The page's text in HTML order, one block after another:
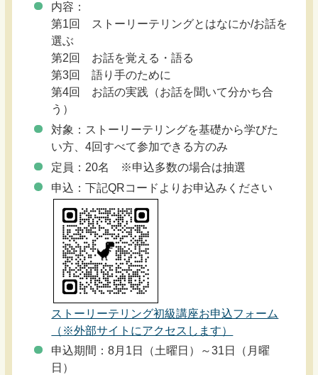
内容：
第1回 ストーリーテリングとはなにか/お話を
選ぶ
第2回 お話を覚える・語る
第3回 語り手のために
第4回 お話の実践（お話を聞いて分かち合
う）
対象：ストーリーテリングを基礎から学びた
い方、4回すべて参加できる方のみ
定員：20名 ※申込多数の場合は抽選
申込：下記QRコードよりお申込みください
ストーリーテリング初級講座お申込フォーム
（※外部サイトにアクセスします）
申込期間：8月1日（土曜日）～31日（月曜
日）